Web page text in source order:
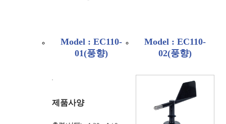
Model : EC110-
01(풍향)
제품사양
Model : EC110-
02(풍향)